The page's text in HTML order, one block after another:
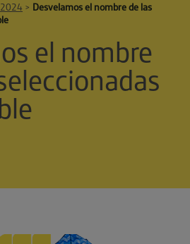
> Desvelamos el nombre de las
el nombre